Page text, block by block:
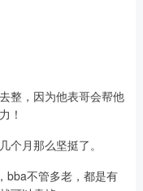
整，因为他表哥会帮他
！
个月那么坚挺了。
bba不管多老，都是有